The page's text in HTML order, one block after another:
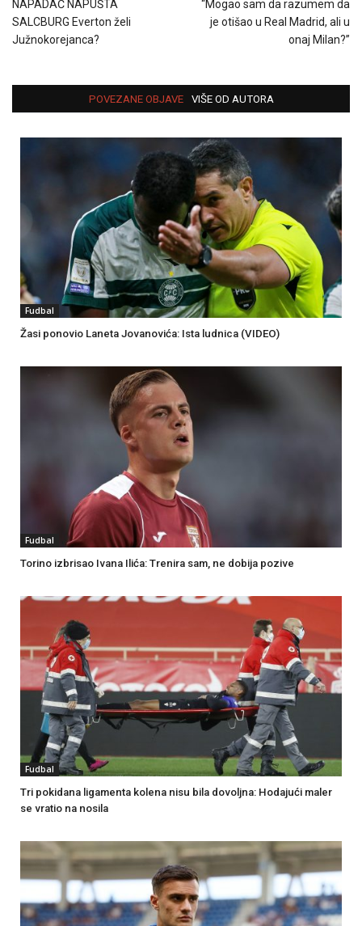
NAPADAČ NAPUŠTA
SALCBURG Everton želi
Južnokorejanca?
“Mogao sam da razumem da
je otišao u Real Madrid, ali u
onaj Milan?”
POVEZANE OBJAVE VIŠE OD AUTORA
Fudbal
Žasi ponovio Laneta Jovanovića: Ista ludnica (VIDEO)
Fudbal
Torino izbrisao Ivana Ilića: Trenira sam, ne dobija pozive
Fudbal
Tri pokidana ligamenta kolena nisu bila dovoljna: Hodajući maler
se vratio na nosila